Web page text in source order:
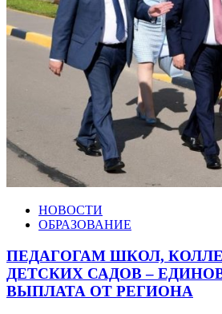
НОВОСТИ
ОБРАЗОВАНИЕ
ПЕДАГОГАМ ШКОЛ,
ДЕТСКИХ САДОВ –
ВЫПЛАТА ОТ РЕГИОНА